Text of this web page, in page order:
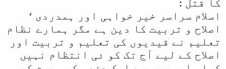
کا قتل :
اسلام سراسر خیر خواہی اور ہمدردی ‘
اصلاح و تربیت کا دین ہے مگر ہمارے نظام
تعلیم نے قیدیوں کی تعلیم و تربیت اور
اصلاح کے لیے آج تک کو ئی انتظام نہیں